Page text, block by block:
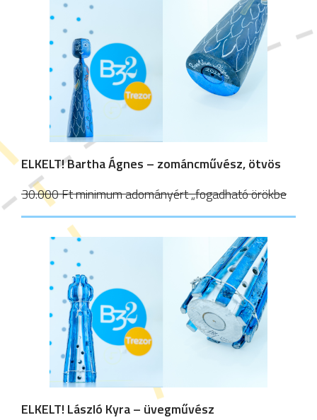
ELKELT!Bartha Ágnes – zománcművész, ötvös
30.000 Ft minimum adományért „fogadható örökbe
ELKELT! László Kyra – üvegművész